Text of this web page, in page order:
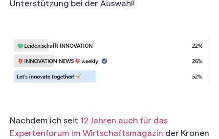
Unterstützung bei der Auswahl!
Nachdem ich seit 12 Jahren auch für das
Expertenforum im Wirtschaftsmagazin der Kronen